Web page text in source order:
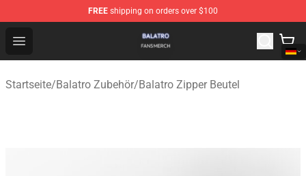
FREE shipping on orders over $100
Open menu
Balatro Shop - Official Balatro Merchandise Store
Startseite/Balatro Zubehör/Balatro Zipper Beutel